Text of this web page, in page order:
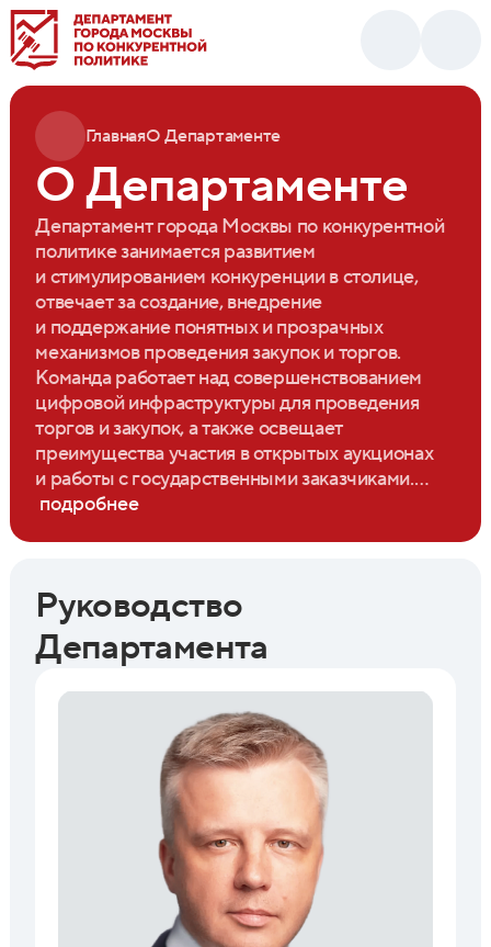
ГлавнаяО Департаменте
О Департаменте
Департамент города Москвы по конкурентной
политике занимается развитием
и стимулированием конкуренции в столице,
отвечает за создание, внедрение
и поддержание понятных и прозрачных
механизмов проведения закупок и торгов.
Команда работает над совершенствованием
цифровой инфраструктуры для проведения
торгов и закупок, а также освещает
преимущества участия в открытых аукционах
и работы с государственными заказчиками.…
подробнее
Руководство
Департамента